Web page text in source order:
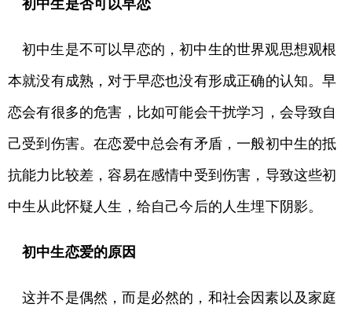
初中生是否可以早恋
初中生是不可以早恋的，初中生的世界观思想观根
本就没有成熟，对于早恋也没有形成正确的认知。早
恋会有很多的危害，比如可能会干扰学习，会导致自
己受到伤害。在恋爱中总会有矛盾，一般初中生的抵
抗能力比较差，容易在感情中受到伤害，导致这些初
中生从此怀疑人生，给自己今后的人生埋下阴影。
初中生恋爱的原因
这并不是偶然，而是必然的，和社会因素以及家庭